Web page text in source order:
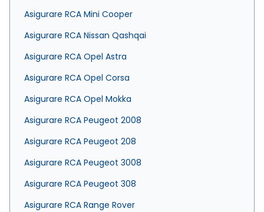
Asigurare RCA Mini Cooper
Asigurare RCA Nissan Qashqai
Asigurare RCA Opel Astra
Asigurare RCA Opel Corsa
Asigurare RCA Opel Mokka
Asigurare RCA Peugeot 2008
Asigurare RCA Peugeot 208
Asigurare RCA Peugeot 3008
Asigurare RCA Peugeot 308
Asigurare RCA Range Rover